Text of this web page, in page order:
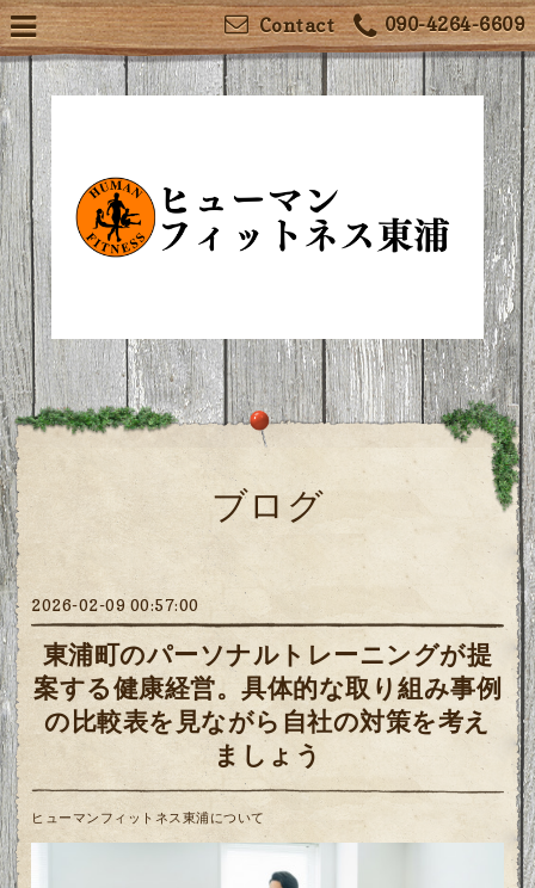
090-4264-6609
Contact
ブログ
2026-02-09 00:57:00
東浦町のパーソナルトレーニングが提
案する健康経営。具体的な取り組み事例
の比較表を見ながら自社の対策を考え
ましょう
ヒューマンフィットネス東浦について